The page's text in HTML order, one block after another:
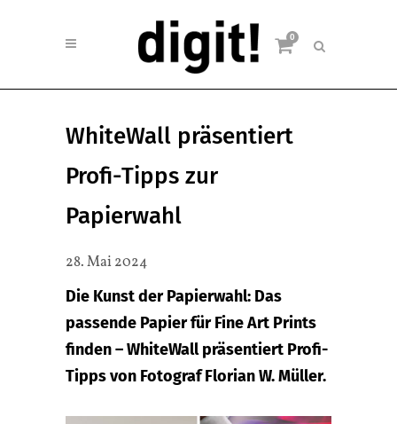
0
WhiteWall präsentiert
Profi-Tipps zur
Papierwahl
28. Mai 2024
Die Kunst der Papierwahl: Das
passende Papier für Fine Art Prints
finden – WhiteWall präsentiert Profi-
Tipps von Fotograf Florian W. Müller.